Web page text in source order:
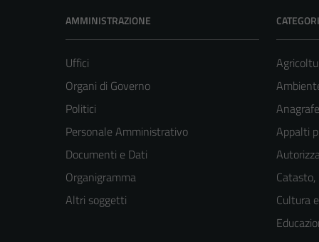
AMMINISTRAZIONE
Uffici
Organi di Governo
Politici
Personale Amministrativo
Documenti e Dati
Organigramma
Altri soggetti
Appalti
Catasto,
Cultura